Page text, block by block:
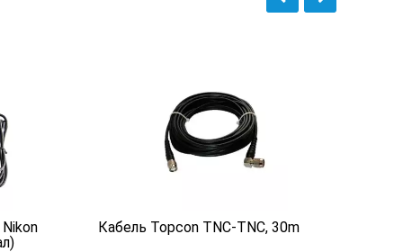
Кабель Topcon TNC-TNC, 30m